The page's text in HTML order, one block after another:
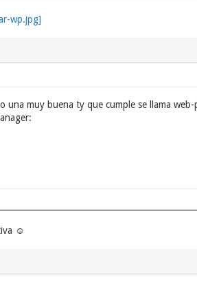
una muy buena ty que cumple se llama web-
☺